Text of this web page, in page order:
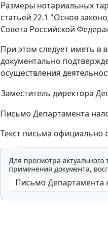
Размеры нотариальных
статьей 22.1 "Основ
Совета Российской
При этом следует иметь в
документально
осуществления
Заместитель директора
Письмо Департамента
Текст письма официально
Для просмотра
применения документа,